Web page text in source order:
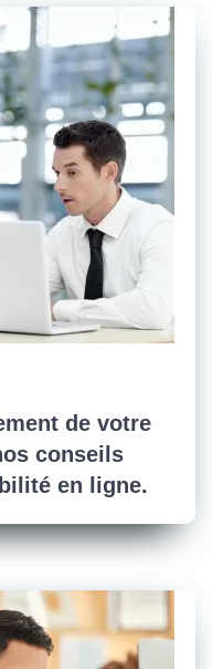
de votre
conseils
en ligne.